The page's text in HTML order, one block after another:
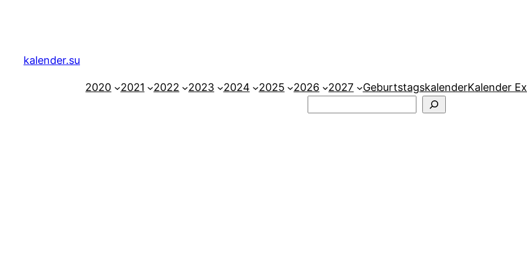
kalender.su
2020 2021 2022 2023 2024 2025 2026 2027 GeburtstagskalenderKalender